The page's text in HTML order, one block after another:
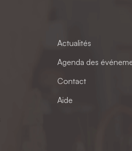
Actualités
Agenda des
Contact
Aide